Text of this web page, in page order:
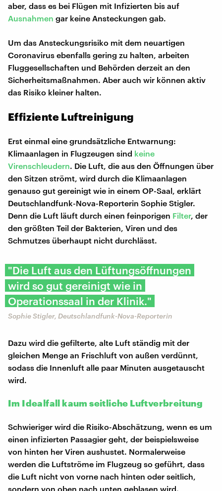
aber, dass es bei Flügen mit Infizierten bis auf
Ausnahmen gar keine Ansteckungen gab.
Um das Ansteckungsrisiko mit dem neuartigen
Coronavirus ebenfalls gering zu halten, arbeiten
Fluggesellschaften und Behörden derzeit an den
Sicherheitsmaßnahmen. Aber auch wir können aktiv
das Risiko kleiner halten.
Effiziente Luftreinigung
Erst einmal eine grundsätzliche Entwarnung:
Klimaanlagen in Flugzeugen sind keine
Virenschleudern. Die Luft, die aus den Öffnungen über
den Sitzen strömt, wird durch die Klimaanlagen
genauso gut gereinigt wie in einem OP-Saal, erklärt
Deutschlandfunk-Nova-Reporterin Sophie Stigler.
Denn die Luft läuft durch einen feinporigen Filter, der
den größten Teil der Bakterien, Viren und des
Schmutzes überhaupt nicht durchlässt.
"Die Luft aus den Lüftungsöffnungen
wird so gut gereinigt wie in
Operationssaal in der Klinik."
Sophie Stigler, Deutschlandfunk-Nova-Reporterin
Dazu wird die gefilterte, alte Luft ständig mit der
gleichen Menge an Frischluft von außen verdünnt,
sodass die Innenluft alle paar Minuten ausgetauscht
wird.
Im Idealfall kaum seitliche Luftverbreitung
Schwieriger wird die Risiko-Abschätzung, wenn es um
einen infizierten Passagier geht, der beispielsweise
von hinten her Viren aushustet. Normalerweise
werden die Luftströme im Flugzeug so geführt, dass
die Luft nicht von vorne nach hinten oder seitlich,
sondern von oben nach unten geblasen wird.